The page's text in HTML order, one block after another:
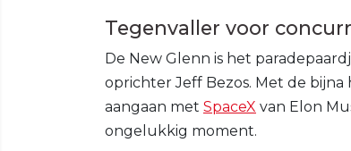
Tegenvaller voor
De New Glenn is het
oprichter Jeff Bezos. Met de
aangaan met SpaceX van Elon
ongelukkig moment.